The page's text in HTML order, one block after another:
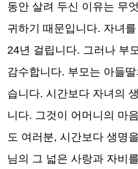
동안 살려 두신 이유는 무
귀하기 때문입니다. 자녀
24년 걸립니다. 그러나 부
감수합니다. 부모는 아들
습니다. 시간보다 자녀의
니다. 그것이 어머니의 마
도 여러분, 시간보다 생명
님의 그 넓은 사랑과 자비